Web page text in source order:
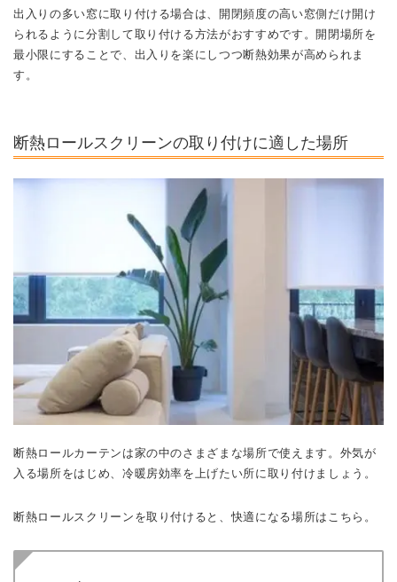
出入りの多い窓に取り付ける場合は、開閉頻度の高い窓側だけ開け
られるように分割して取り付ける方法がおすすめです。開閉場所を
最小限にすることで、出入りを楽にしつつ断熱効果が高められま
す。
断熱ロールスクリーンの取り付けに適した場所
断熱ロールカーテンは家の中のさまざまな場所で使えます。外気が
入る場所をはじめ、冷暖房効率を上げたい所に取り付けましょう。
断熱ロールスクリーンを取り付けると、快適になる場所はこちら。